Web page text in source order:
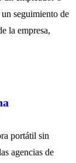
seguimiento de
la empresa,
portátil sin
agencias de